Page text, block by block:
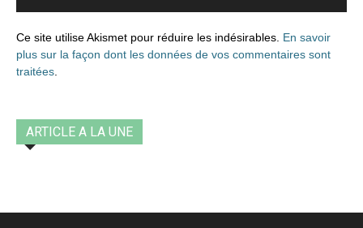
Ce site utilise Akismet pour réduire les indésirables. En savoir
plus sur la façon dont les données de vos commentaires sont
traitées.
ARTICLE A LA UNE